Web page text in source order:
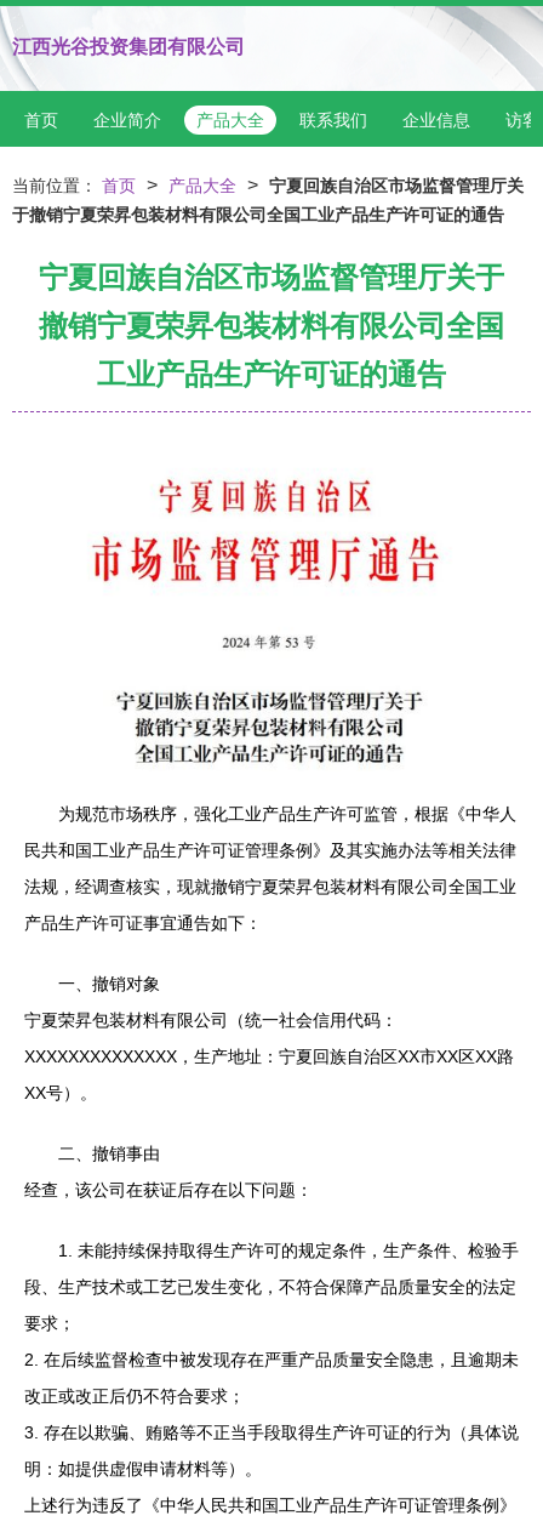
江西光谷投资集团有限公司
首页 企业简介 产品大全 联系我们 企业信息 访客
当前位置： 首页 > 产品大全 > 宁夏回族自治区市场监督管理厅关
于撤销宁夏荣昇包装材料有限公司全国工业产品生产许可证的通告
宁夏回族自治区市场监督管理厅关于
撤销宁夏荣昇包装材料有限公司全国
工业产品生产许可证的通告
为规范市场秩序，强化工业产品生产许可监管，根据《中华人
民共和国工业产品生产许可证管理条例》及其实施办法等相关法律
法规，经调查核实，现就撤销宁夏荣昇包装材料有限公司全国工业
产品生产许可证事宜通告如下：
一、撤销对象
宁夏荣昇包装材料有限公司（统一社会信用代码：
XXXXXXXXXXXXXX，生产地址：宁夏回族自治区XX市XX区XX路
XX号）。
二、撤销事由
经查，该公司在获证后存在以下问题：
1. 未能持续保持取得生产许可的规定条件，生产条件、检验手
段、生产技术或工艺已发生变化，不符合保障产品质量安全的法定
要求；
2. 在后续监督检查中被发现存在严重产品质量安全隐患，且逾期未
改正或改正后仍不符合要求；
3. 存在以欺骗、贿赂等不正当手段取得生产许可证的行为（具体说
明：如提供虚假申请材料等）。
上述行为违反了《中华人民共和国工业产品生产许可证管理条例》